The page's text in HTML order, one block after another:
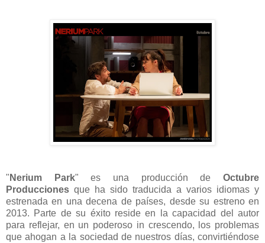
" Nerium Park" es una producción deOctubre
Producciones que ha sido traducida a varios idiomas y
estrenada en una decena de países, desde su estreno en
2013. Parte de su éxito reside en la capacidad del autor
para reflejar, en un poderoso in crescendo, los problemas
que ahogan a la sociedad de nuestros días, convirtiéndose